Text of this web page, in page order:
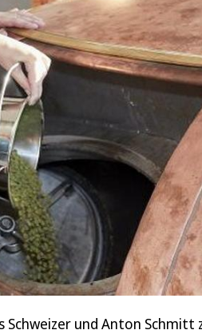
und Anton Schmitt